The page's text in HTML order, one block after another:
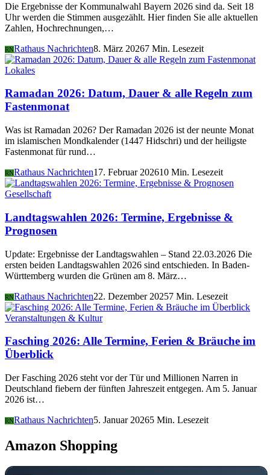
Die Ergebnisse der Kommunalwahl Bayern 2026 sind da. Seit 18
Uhr werden die Stimmen ausgezählt. Hier finden Sie alle aktuellen
Zahlen, Hochrechnungen,…
RNRathaus Nachrichten8. März 20267 Min. Lesezeit
Lokales
Ramadan 2026: Datum, Dauer & alle Regeln zum
Fastenmonat
Was ist Ramadan 2026? Der Ramadan 2026 ist der neunte Monat
im islamischen Mondkalender (1447 Hidschri) und der heiligste
Fastenmonat für rund…
RNRathaus Nachrichten17. Februar 202610 Min. Lesezeit
Gesellschaft
Landtagswahlen 2026: Termine, Ergebnisse &
Prognosen
Update: Ergebnisse der Landtagswahlen – Stand 22.03.2026 Die
ersten beiden Landtagswahlen 2026 sind entschieden. In Baden-
Württemberg wurden die Grünen am 8. März…
RNRathaus Nachrichten22. Dezember 20257 Min. Lesezeit
Veranstaltungen & Kultur
Fasching 2026: Alle Termine, Ferien & Bräuche im
Überblick
Der Fasching 2026 steht vor der Tür und Millionen Narren in
Deutschland fiebern der fünften Jahreszeit entgegen. Am 5. Januar
2026 ist…
RNRathaus Nachrichten5. Januar 20265 Min. Lesezeit
Amazon Shopping